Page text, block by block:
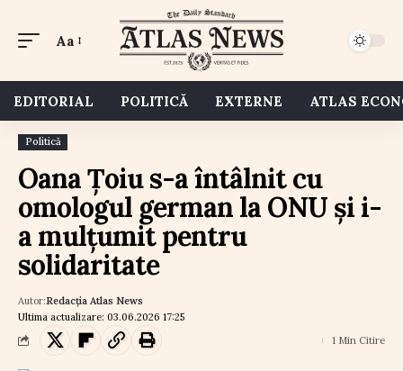
Aa
EDITORIAL POLITICĂ EXTERNE ATLAS
Politică
Oana Țoiu s-a întâlnit cu
omologul german la ONU și i-
a mulțumit pentru
solidaritate
Ultima actualizare: 03.06.2026 17:25
Autor:Redacția Atlas News
1 Min Citire